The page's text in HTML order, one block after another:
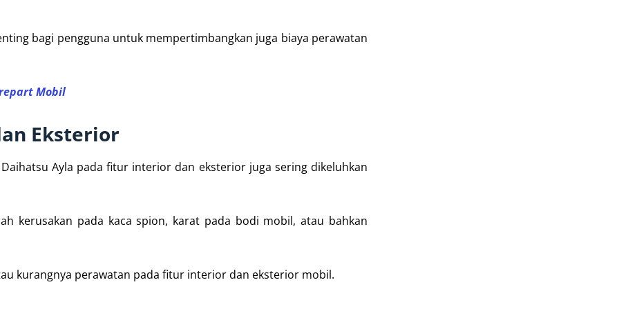
bagi pengguna untuk mempertimbangkan juga biaya perawatan
Mobil
Eksterior
Ayla pada fitur interior dan eksterior juga sering dikeluhkan
kerusakan pada kaca spion, karat pada bodi mobil, atau bahkan
kurangnya perawatan pada fitur interior dan eksterior mobil.